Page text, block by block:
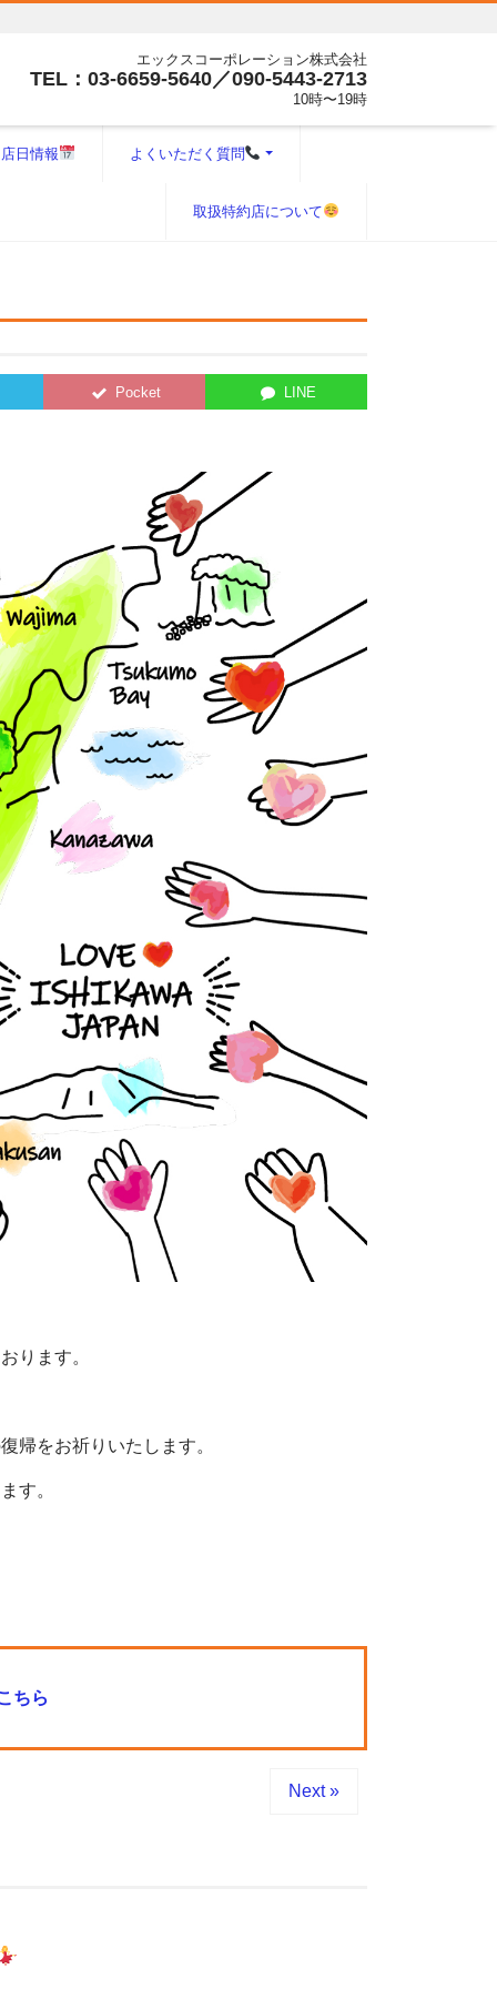
エックスコーポレーション株式会社
TEL：03-6659-5640／090-5443-2713
10時〜19時
日情報 よくいただく質問
取扱特約店について
Pocket LINE
ります。
帰をお祈りいたします。
す。
ちら
Next »